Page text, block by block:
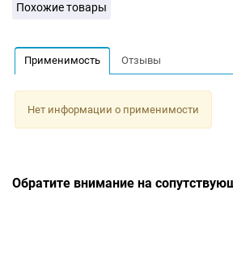
Похожие товары
Применимость Отзывы
Нет информации о применимости
Обратите внимание на